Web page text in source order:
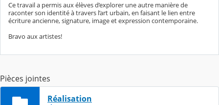
Ce travail a permis aux élèves d’explorer une autre manière de
raconter son identité à travers l’art urbain, en faisant le lien entre
écriture ancienne, signature, image et expression contemporaine.
Bravo aux artistes!
Pièces jointes
Réalisation